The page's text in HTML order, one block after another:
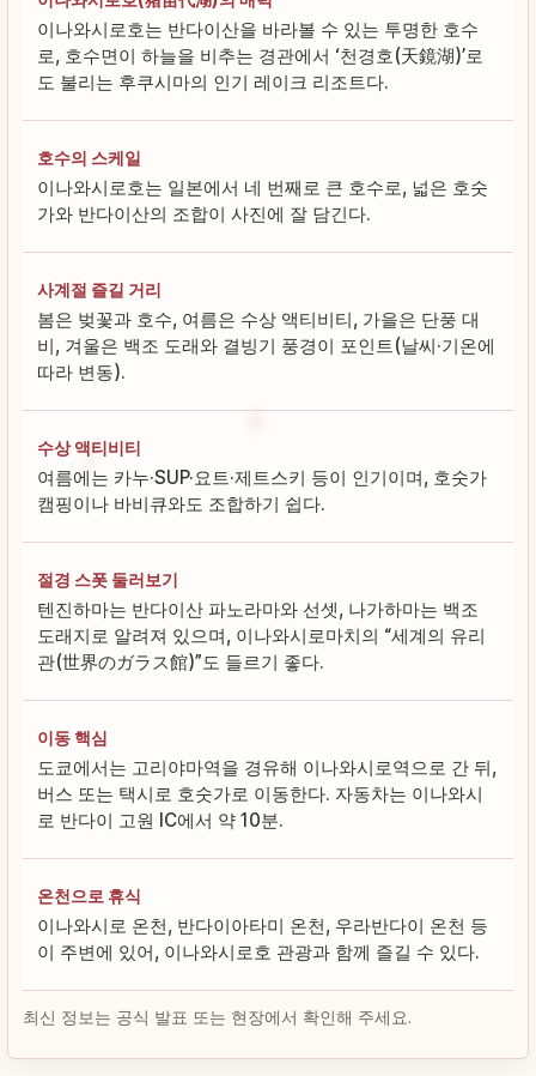
이나와시로호는 반다이산을 바라볼 수 있는 투명한 호수
로, 호수면이 하늘을 비추는 경관에서 ‘천경호(天鏡湖)’로
도 불리는 후쿠시마의 인기 레이크 리조트다.
호수의 스케일
이나와시로호는 일본에서 네 번째로 큰 호수로, 넓은 호숫
가와 반다이산의 조합이 사진에 잘 담긴다.
사계절 즐길 거리
봄은 벚꽃과 호수, 여름은 수상 액티비티, 가을은 단풍 대
비, 겨울은 백조 도래와 결빙기 풍경이 포인트(날씨·기온에
따라 변동).
수상 액티비티
여름에는 카누·SUP·요트·제트스키 등이 인기이며, 호숫가
캠핑이나 바비큐와도 조합하기 쉽다.
절경 스폿 둘러보기
텐진하마는 반다이산 파노라마와 선셋, 나가하마는 백조
도래지로 알려져 있으며, 이나와시로마치의 “세계의 유리
관(世界のガラス館)”도 들르기 좋다.
이동 핵심
도쿄에서는 고리야마역을 경유해 이나와시로역으로 간 뒤,
버스 또는 택시로 호숫가로 이동한다. 자동차는 이나와시
로 반다이 고원 IC에서 약 10분.
온천으로 휴식
이나와시로 온천, 반다이아타미 온천, 우라반다이 온천 등
이 주변에 있어, 이나와시로호 관광과 함께 즐길 수 있다.
최신 정보는 공식 발표 또는 현장에서 확인해 주세요.